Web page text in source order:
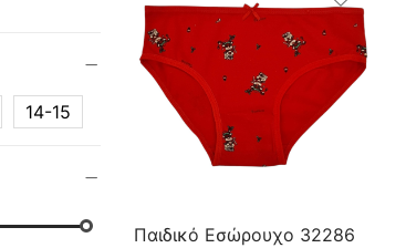
14-15
Παιδικό Εσώρουχο 32286